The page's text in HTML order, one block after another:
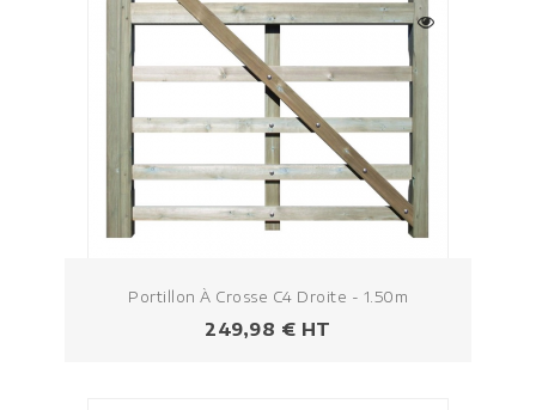
Portillon À Crosse C4 Droite - 1.50m
Prezzo
249,98 € HT